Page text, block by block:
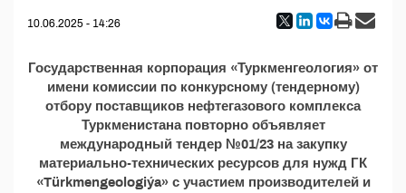
10.06.2025 - 14:26
Государственная корпорация «Туркменгеология» от
имени комиссии по конкурсному (тендерному)
отбору поставщиков нефтегазового комплекса
Туркменистана повторно объявляет
международный тендер №01/23 на закупку
материально-технических ресурсов для нужд ГК
«Türkmengeologiýa» с участием производителей и